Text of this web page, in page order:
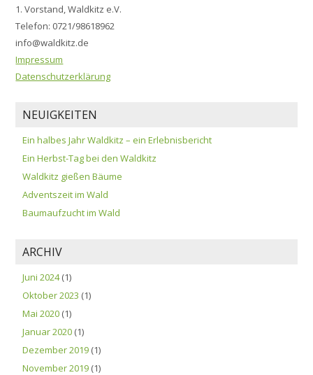
1. Vorstand, Waldkitz e.V.
Telefon: 0721/98618962
info@waldkitz.de
Impressum
Datenschutzerklärung
NEUIGKEITEN
Ein halbes Jahr Waldkitz – ein Erlebnisbericht
Ein Herbst-Tag bei den Waldkitz
Waldkitz gießen Bäume
Adventszeit im Wald
Baumaufzucht im Wald
ARCHIV
Juni 2024(1)
Oktober 2023 (1)
Mai 2020 (1)
Januar 2020 (1)
Dezember 2019 (1)
November 2019 (1)